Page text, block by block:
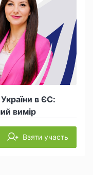
в ЄС:
вимір
Взяти участь